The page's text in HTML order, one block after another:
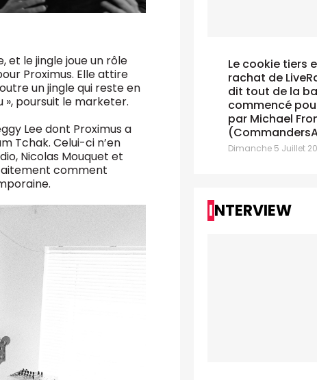
et le jingle joue un rôle
Proximus. Elle attire
un jingle qui reste en
», poursuit le marketer.
Lee dont Proximus a
Tchak. Celui-ci n’en
Nicolas Mouquet et
comment
Le cookie tiers
rachat de
dit tout de la
commencé
par Michael
Dimanche 5 Juillet
INTERVIEW